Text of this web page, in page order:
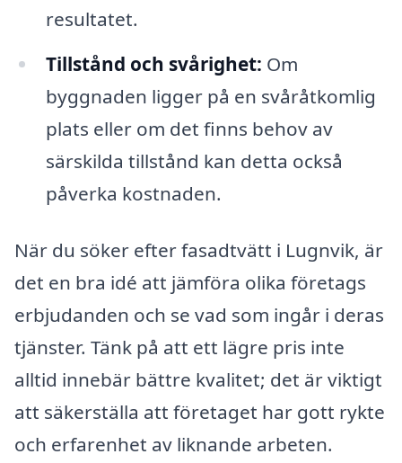
resultatet.
Tillstånd och svårighet: Om
byggnaden ligger på en svåråtkomlig
plats eller om det finns behov av
särskilda tillstånd kan detta också
påverka kostnaden.
När du söker efter fasadtvätt i Lugnvik, är
det en bra idé att jämföra olika företags
erbjudanden och se vad som ingår i deras
tjänster. Tänk på att ett lägre pris inte
alltid innebär bättre kvalitet; det är viktigt
att säkerställa att företaget har gott rykte
och erfarenhet av liknande arbeten.